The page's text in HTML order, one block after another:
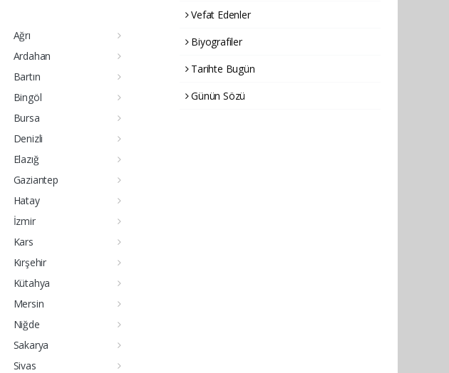
Ağrı
Ardahan
Bartın
Bingöl
Bursa
Denizli
Elazığ
Gaziantep
Hatay
İzmir
Kars
Kırşehir
Kütahya
Mersin
Niğde
Sakarya
Sivas
Vefat Edenler
Biyografiler
Tarihte Bugün
Günün Sözü